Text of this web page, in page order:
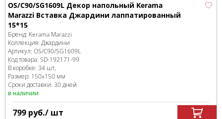
OS/C90/SG1609L Декор напольный Kerama
Marazzi Вставка Джардини лаппатированный
15*15
Бренд: Kerama Marazzi
Коллекция: Джардини
Артикул: OS/C90/SG1609L
Код товара: SD-192171-99
В коробке: 34 шт,
Размер: 150x150 мм
Сроки доставки: 30 дней
в наличии
799 руб./ шт